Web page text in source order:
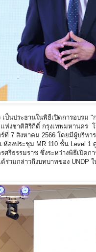
นประธานในพิธีเปิดการอบรม "
ชาติสิริกิติ์ กรุงเทพมหานคร โ
7 สิงหาคม 2566 โดยมีผู้บริห
ห้องประชุม MR 110 ชั้น Level
ธรรมราช ซึ่งระหว่างพิธีเปิดกา
วมกล่าวถึงบทบาทของ UNDP